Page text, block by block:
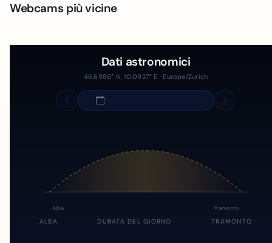
Webcams più vicine
Dati astronomici
46.6986° N, 10.0927° E · Europe/Zurich
Alba Tramonto
ALBA DURATA DEL GIORNO TRAMONTO